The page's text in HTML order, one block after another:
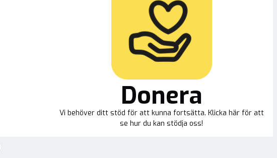
Donera
Vi behöver ditt stöd för att kunna fortsätta. Klicka här för att
se hur du kan stödja oss!